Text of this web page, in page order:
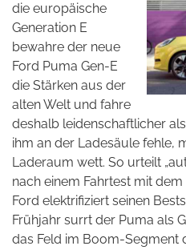
die europäische
Generation E
bewahre der neue
Ford Puma Gen-E
die Stärken aus der
alten Welt und fahre
deshalb leidenschaftlicher
ihm an der Ladesäule fehle,
Laderaum wett. So urteilt
nach einem Fahrtest mit
Ford elektrifiziert seinen
Frühjahr surrt der Puma als
das Feld im Boom-Segment